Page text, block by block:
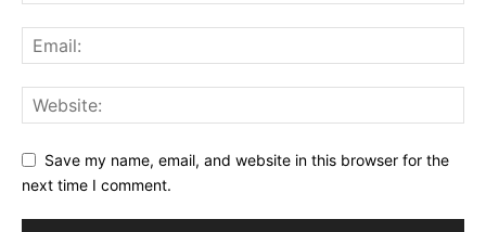
Save my name, email, and website in this browser for the
next time I comment.